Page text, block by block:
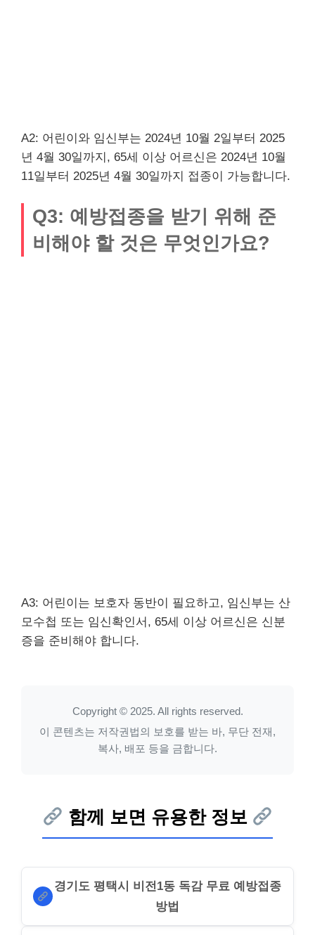
A2: 어린이와 임신부는 2024년 10월 2일부터 2025
년 4월 30일까지, 65세 이상 어르신은 2024년 10월
11일부터 2025년 4월 30일까지 접종이 가능합니다.
Q3: 예방접종을 받기 위해 준
비해야 할 것은 무엇인가요?
A3: 어린이는 보호자 동반이 필요하고, 임신부는 산
모수첩 또는 임신확인서, 65세 이상 어르신은 신분
증을 준비해야 합니다.
Copyright © 2025. All rights reserved.
이 콘텐츠는 저작권법의 보호를 받는 바, 무단 전재,
복사, 배포 등을 금합니다.
함께 보면 유용한 정보
경기도 평택시 비전1동 독감 무료 예방접종
방법